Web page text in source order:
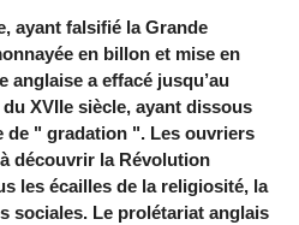
ayant falsifié la Grande
en billon et mise en
a effacé jusqu’au
XVIIe siècle, ayant dissous
de " gradation ". Les ouvriers
découvrir la Révolution
les écailles de la religiosité, la
sociales. Le prolétariat anglais